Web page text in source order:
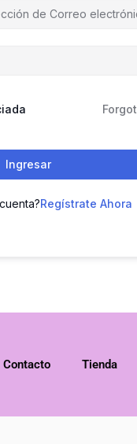
Ingresar
Regístrate Ahora
Contacto Tienda